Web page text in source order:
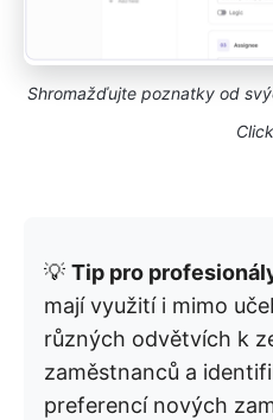
Shromažďujte poznatky od
💡 Tip pro
mají využití i mimo
různých odvětvích k
zaměstnanců a
preferencí nových